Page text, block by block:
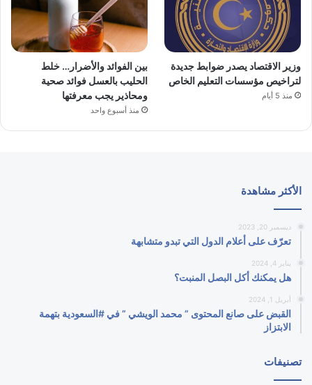
وزير الاقتصاد يصدر ضوابط جديدة
لتراخيص مؤسسات التعليم الخاص
منذ 5 أيام
بين الفوائد والأضرار… خلط
الحليب بالعسل فوائد صحية
ومحاذير يجب معرفتها
منذ أسبوع واحد
الأكثر مشاهدة
ديسمبر 20, 2023
تعرّف على أعلام الدول التي تبدو متشابهة
يناير 4, 2024
هل يمكنك أكل البصل المنبت؟
أبريل 1, 2024
القبض على صانع المحتوى ” محمد الويشي ” في #السعودية بتهمة
الابتزاز
تصنيفات